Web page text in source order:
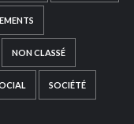
NON CLASSÉ
SOCIÉTÉ